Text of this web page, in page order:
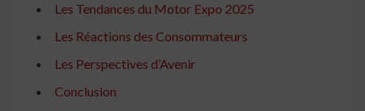
Les Tendances du Motor Expo 2025
Les Réactions des Consommateurs
Les Perspectives d’Avenir
Conclusion